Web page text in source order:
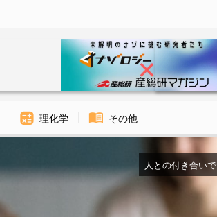
理化学 その他
人との付き合い